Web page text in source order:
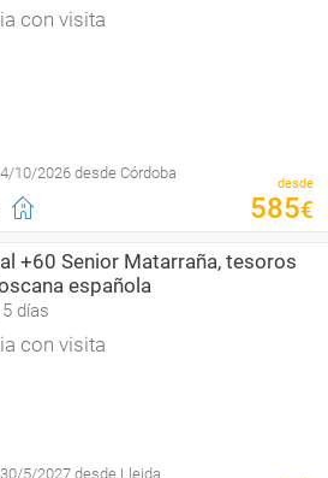
con visita
10/2026 desde Córdoba
desde
585€
+60 Senior Matarraña, tesoros
española
días
con visita
5/2027 desde Lleida